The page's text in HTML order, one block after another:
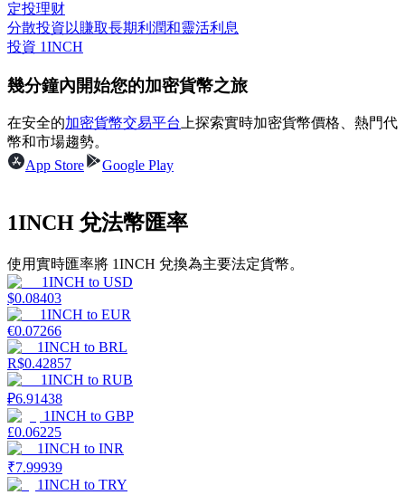
增值寶
使您的資產穩定增值
機槍池
一鍵質押鎖定高收益
定投理财
分散投資以賺取長期利潤和靈活利息
投資 1INCH
幾分鐘內開始您的加密貨幣之旅
在安全的加密貨幣交易平台上探索實時加密貨幣價格、熱門代
幣和市場趨勢。
App Store
Google Play
1INCH 兌法幣匯率
使用實時匯率將 1INCH 兌換為主要法定貨幣。
1INCH to USD
$0.08403
1INCH to EUR
€0.07266
1INCH to BRL
R$0.42857
1INCH to RUB
₽6.91438
1INCH to GBP
£0.06225
1INCH to INR
₹7.99939
1INCH to TRY